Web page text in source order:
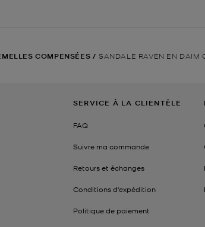
COMPENSÉES / SANDALE RAVEN EN DAIM
SERVICE À LA CLIENTÈLE
FAQ
Suivre ma commande
Retours et échanges
Conditions d'expédition
Politique de paiement